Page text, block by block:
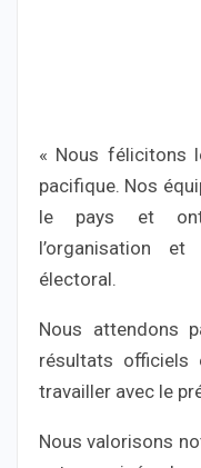
« Nous félicitons
pacifique. Nos
le pays et ont
l’organisation
électoral.
Nous attendons
résultats officiels
travailler avec le
Nous valorisons